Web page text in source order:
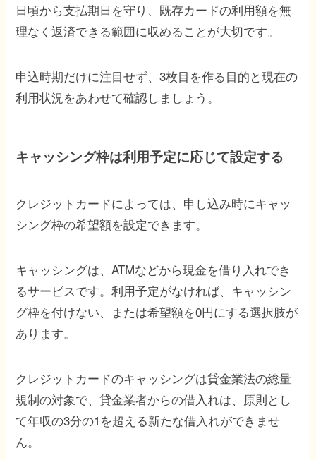
日頃から支払期日を守り、既存カードの利用額を無
理なく返済できる範囲に収めることが大切です。
申込時期だけに注目せず、3枚目を作る目的と現在の
利用状況をあわせて確認しましょう。
キャッシング枠は利用予定に応じて設定する
クレジットカードによっては、申し込み時にキャッ
シング枠の希望額を設定できます。
キャッシングは、ATMなどから現金を借り入れでき
るサービスです。利用予定がなければ、キャッシン
グ枠を付けない、または希望額を0円にする選択肢が
あります。
クレジットカードのキャッシングは貸金業法の総量
規制の対象で、貸金業者からの借入れは、原則とし
て年収の3分の1を超える新たな借入れができませ
ん。